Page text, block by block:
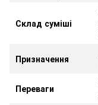
Склад суміші
Призначення
Переваги